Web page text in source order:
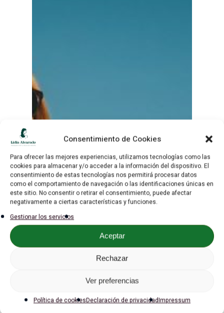
Consentimiento de Cookies
Para ofrecer las mejores experiencias, utilizamos tecnologías como las
cookies para almacenar y/o acceder a la información del dispositivo. El
consentimiento de estas tecnologías nos permitirá procesar datos
como el comportamiento de navegación o las identificaciones únicas en
este sitio. No consentir o retirar el consentimiento, puede afectar
negativamente a ciertas características y funciones.
Gestionar los servicios
Aceptar
Rechazar
Ver preferencias
Política de cookiesDeclaración de privacidadImpressum
Tarifas
Podcast
Super Reinas Club
Gratis
Blog